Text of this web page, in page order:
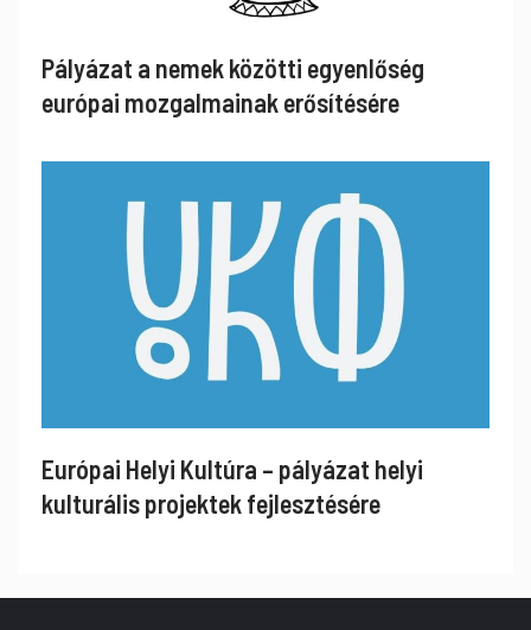
Pályázat a nemek közötti egyenlőség
európai mozgalmainak erősítésére
Európai Helyi Kultúra – pályázat helyi
kulturális projektek fejlesztésére